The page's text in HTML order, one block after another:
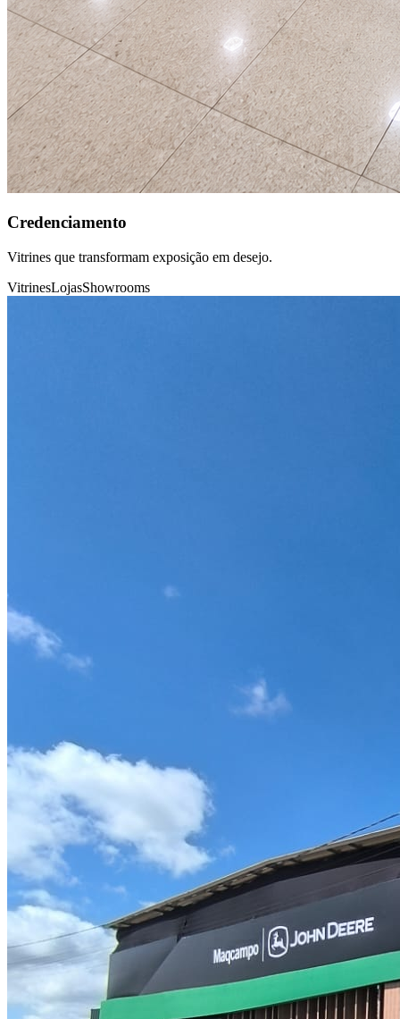
Credenciamento
Vitrines que transformam exposição em desejo.
VitrinesLojasShowrooms